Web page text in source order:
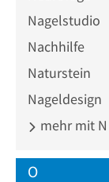
Nagelstudio
Nachhilfe
Naturstein
Nageldesign
mehr mit N
O